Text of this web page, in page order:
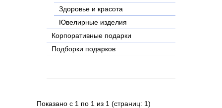
Здоровье и красота
Ювелирные изделия
Корпоративные подарки
Подборки подарков
Показано с 1 по 1 из 1 (страниц: 1)